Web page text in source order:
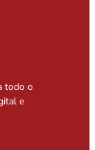
todo o
e